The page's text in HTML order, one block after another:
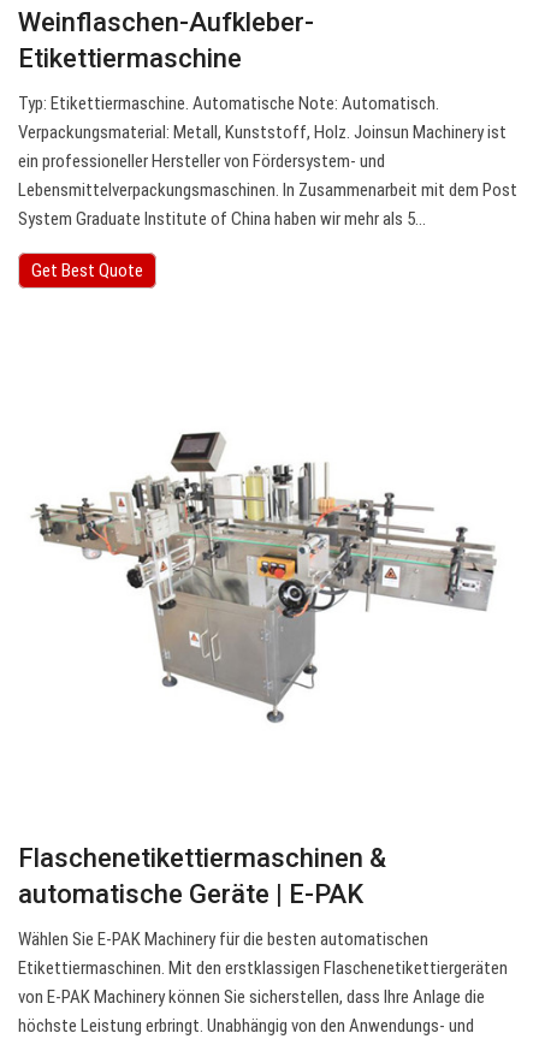
Weinflaschen-Aufkleber-
Etikettiermaschine
Typ: Etikettiermaschine. Automatische Note: Automatisch.
Verpackungsmaterial: Metall, Kunststoff, Holz. Joinsun Machinery ist
ein professioneller Hersteller von Fördersystem- und
Lebensmittelverpackungsmaschinen. In Zusammenarbeit mit dem Post
System Graduate Institute of China haben wir mehr als 5…
Get Best Quote
Flaschenetikettiermaschinen &
automatische Geräte | E-PAK
Wählen Sie E-PAK Machinery für die besten automatischen
Etikettiermaschinen. Mit den erstklassigen Flaschenetikettiergeräten
von E-PAK Machinery können Sie sicherstellen, dass Ihre Anlage die
höchste Leistung erbringt. Unabhängig von den Anwendungs- und